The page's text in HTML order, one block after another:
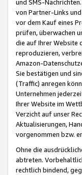
und SMS-
von Partner-Links
vor dem Kauf eines
prüfen, überwachen
die auf Ihrer Website
reproduzieren,
Amazon-
Sie bestätigen und
(Traffic) anregen
Unternehmen
Ihrer Website im
Verzicht auf unser
Aktualisierungen,
vorgenommen bzw.
Ohne die
abtreten.
rechtlich bindend,